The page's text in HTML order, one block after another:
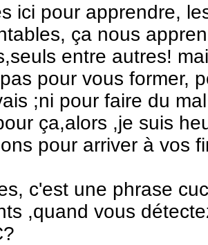
ici pour apprendre,
ça nous
entre autres!
pour vous former,
;ni pour faire du
ça,alors ,je suis
pour arriver à vos
c'est une phrase
,quand vous